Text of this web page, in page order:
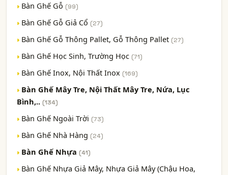
Bàn Ghế Gỗ (99)
Bàn Ghế Gỗ Giả Cổ (27)
Bàn Ghế Gỗ Thông Pallet, Gỗ Thông Pallet (27)
Bàn Ghế Học Sinh, Trường Học (71)
Bàn Ghế Inox, Nội Thất Inox (169)
Bàn Ghế Mây Tre, Nội Thất Mây Tre, Nứa, Lục
Bình,.. (134)
Bàn Ghế Ngoài Trời (73)
Bàn Ghế Nhà Hàng (24)
Bàn Ghế Nhựa (41)
Bàn Ghế Nhựa Giả Mây, Nhựa Giả Mây (chậu Hoa,